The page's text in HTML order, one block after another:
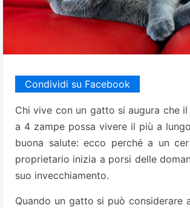
Condividi su Facebook
Chi vive con un gatto si augura che
a 4 zampe possa vivere il più a
buona salute: ecco perché a un
proprietario inizia a porsi delle
suo invecchiamento.
Quando un gatto si può considerare